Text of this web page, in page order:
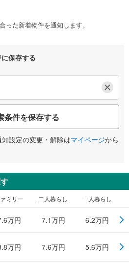
った新着物件を通知します。
保存する
条件を保存する
設定の変更・解除はマイページから
ミリー 二人暮らし 一人暮らし
万円 7.1万円 6.2万円
万円 7.6万円 5.6万円